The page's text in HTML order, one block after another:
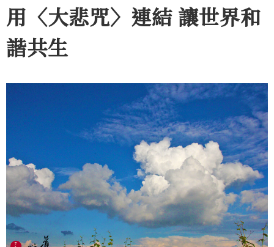
用〈大悲咒〉連結 讓世界和
諧共生